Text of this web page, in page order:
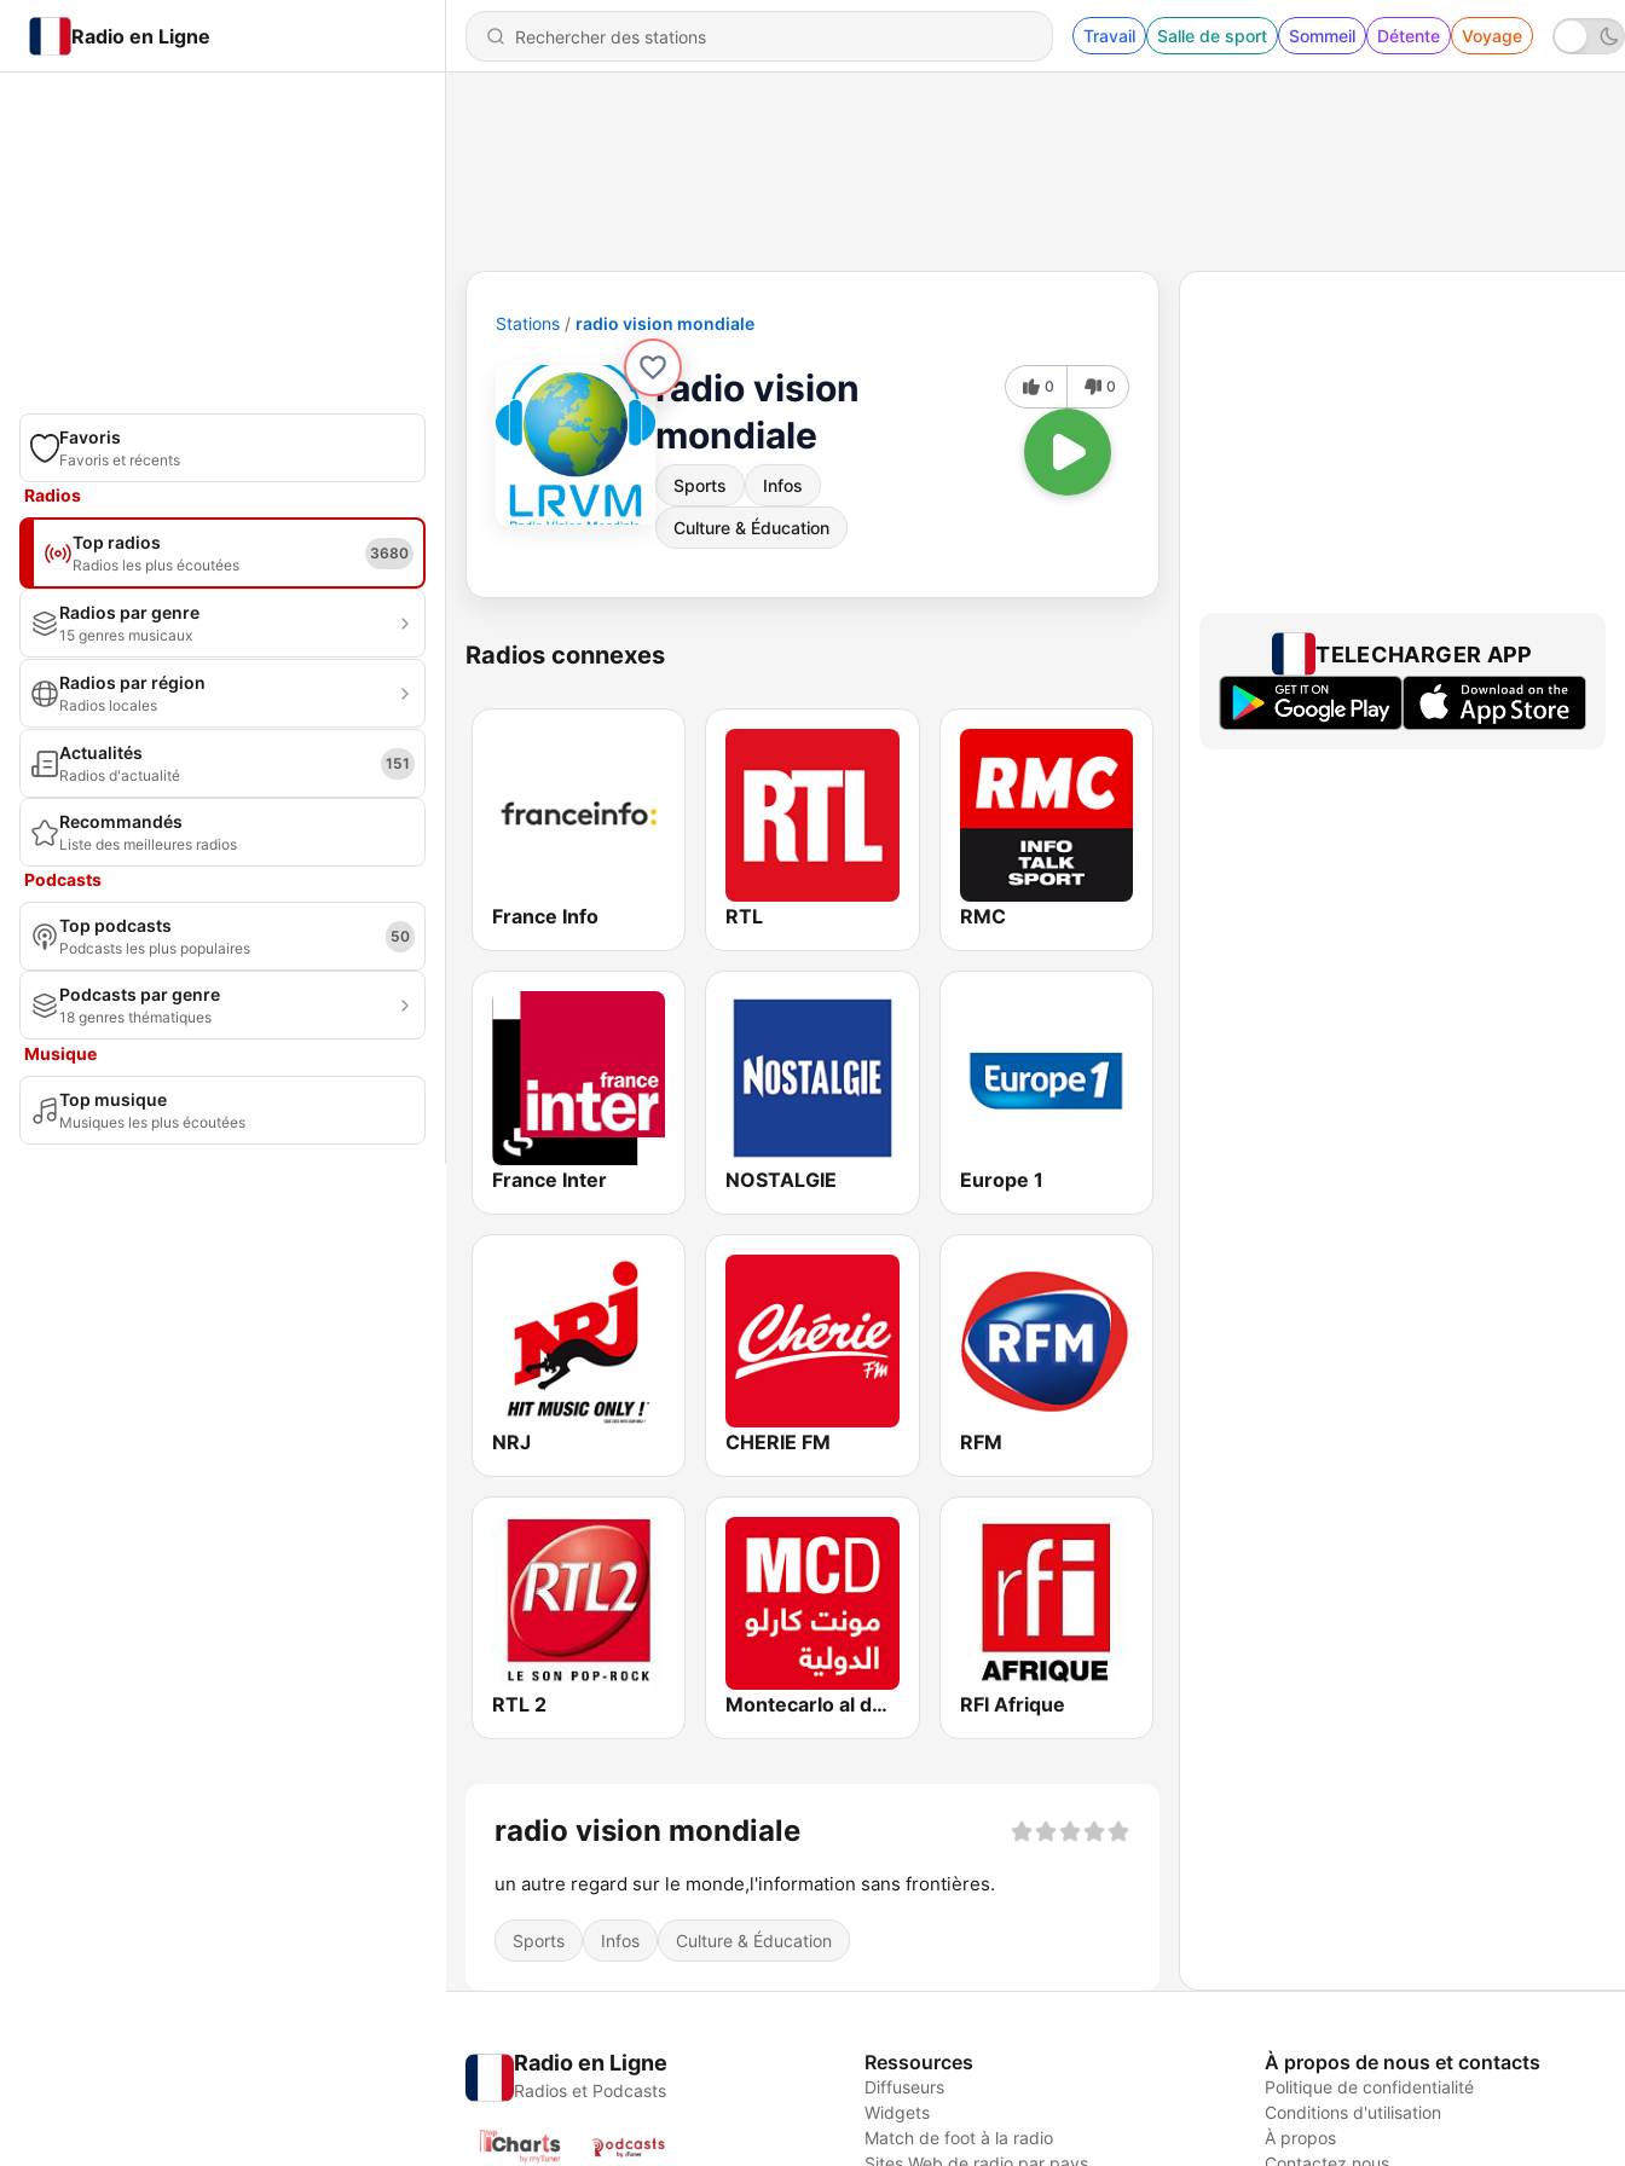
Radio en Ligne Travail Salle de sport Sommeil Détente Voyage
Favoris
Favoris et récents
Radios
Top radios
Radios les plus écoutées
3680
Radios par genre
15 genres musicaux
Radios par région
Radios locales
Actualités
Radios d'actualité
151
Recommandés
Liste des meilleures radios
Podcasts
Top podcasts
Podcasts les plus populaires
50
Podcasts par genre
18 genres thématiques
Musique
Top musique
Musiques les plus écoutées
Stations radio vision mondiale
radio vision
mondiale
Sports Infos
Culture & Éducation
0 0
Radios connexes
France Info RTL RMC
France Inter NOSTALGIE Europe 1
NRJ CHERIE FM RFM
RTL 2 Montecarlo al doualiya (مونت كارلو الدولية) RFI Afrique
radio vision mondiale
un autre regard sur le monde,l'information sans frontières.
Sports Infos Culture & Éducation
TELECHARGER APP
Radio en Ligne
Radios et Podcasts
Ressources
Diffuseurs
Widgets
Match de foot à la radio
À propos de nous et contacts
Politique de confidentialité
Conditions d'utilisation
À propos